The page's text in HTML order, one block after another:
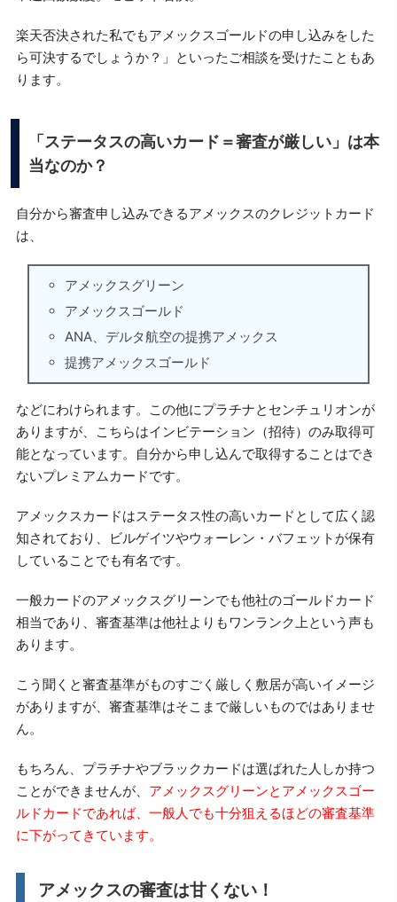
楽天否決された私でもアメックスゴールドの申し込みをした
ら可決するでしょうか？」といったご相談を受けたこともあ
ります。
「ステータスの高いカード＝審査が厳しい」は本
当なのか？
自分から審査申し込みできるアメックスのクレジットカード
は、
アメックスグリーン
アメックスゴールド
ANA、デルタ航空の提携アメックス
提携アメックスゴールド
などにわけられます。この他にプラチナとセンチュリオンが
ありますが、こちらはインビテーション（招待）のみ取得可
能となっています。自分から申し込んで取得することはでき
ないプレミアムカードです。
アメックスカードはステータス性の高いカードとして広く認
知されており、ビルゲイツやウォーレン・バフェットが保有
していることでも有名です。
一般カードのアメックスグリーンでも他社のゴールドカード
相当であり、審査基準は他社よりもワンランク上という声も
あります。
こう聞くと審査基準がものすごく厳しく敷居が高いイメージ
がありますが、審査基準はそこまで厳しいものではありませ
ん。
もちろん、プラチナやブラックカードは選ばれた人しか持つ
ことができませんが、 アメックスグリーンとアメックスゴー
ルドカードであれば、一般人でも十分狙えるほどの審査基準
に下がってきています。
アメックスの審査は甘くない！